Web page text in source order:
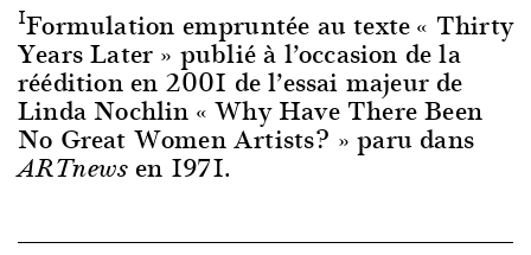
1Formulation empruntée au texte « Thirty
Years Later » publié à l’occasion de la
réédition en 2001 de l’essai majeur de
Linda Nochlin « Why Have There Been
No Great Women Artists? » paru dans
ARTnewsen 1971.